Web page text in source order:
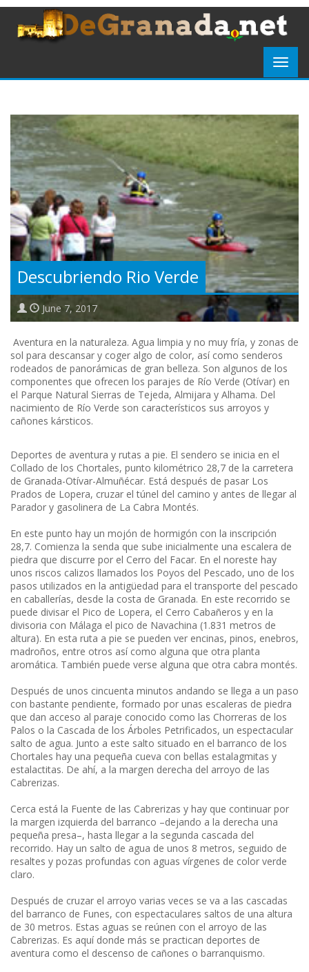
Descubriendo Rio Verde
June 7, 2017
Aventura en la naturaleza. Agua limpia y no muy fría, y zonas de
sol para descansar y coger algo de color, así como senderos
rodeados de panorámicas de gran belleza. Son algunos de los
componentes que ofrecen los parajes de Río Verde (Otívar) en
el Parque Natural Sierras de Tejeda, Almijara y Alhama. Del
nacimiento de Río Verde son característicos sus arroyos y
cañones kársticos.
Deportes de aventura y rutas a pie. El sendero se inicia en el
Collado de los Chortales, punto kilométrico 28,7 de la carretera
de Granada-Otívar-Almuñécar. Está después de pasar Los
Prados de Lopera, cruzar el túnel del camino y antes de llegar al
Parador y gasolinera de La Cabra Montés.
En este punto hay un mojón de hormigón con la inscripción
28,7. Comienza la senda que sube inicialmente una escalera de
piedra que discurre por el Cerro del Facar. En el noreste hay
unos riscos calizos llamados los Poyos del Pescado, uno de los
pasos utilizados en la antigüedad para el transporte del pescado
en caballerías, desde la costa de Granada. En este recorrido se
puede divisar el Pico de Lopera, el Cerro Cabañeros y en la
divisoria con Málaga el pico de Navachina (1.831 metros de
altura). En esta ruta a pie se pueden ver encinas, pinos, enebros,
madroños, entre otros así como alguna que otra planta
aromática. También puede verse alguna que otra cabra montés.
Después de unos cincuenta minutos andando se llega a un paso
con bastante pendiente, formado por unas escaleras de piedra
que dan acceso al paraje conocido como las Chorreras de los
Palos o la Cascada de los Árboles Petrificados, un espectacular
salto de agua. Junto a este salto situado en el barranco de los
Chortales hay una pequeña cueva con bellas estalagmitas y
estalactitas. De ahí, a la margen derecha del arroyo de las
Cabrerizas.
Cerca está la Fuente de las Cabrerizas y hay que continuar por
la margen izquierda del barranco –dejando a la derecha una
pequeña presa–, hasta llegar a la segunda cascada del
recorrido. Hay un salto de agua de unos 8 metros, seguido de
resaltes y pozas profundas con aguas vírgenes de color verde
claro.
Después de cruzar el arroyo varias veces se va a las cascadas
del barranco de Funes, con espectaculares saltos de una altura
de 30 metros. Estas aguas se reúnen con el arroyo de las
Cabrerizas. Es aquí donde más se practican deportes de
aventura como el descenso de cañones o barranquismo.